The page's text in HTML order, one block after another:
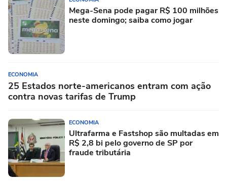
Mega-Sena pode pagar R$ 100 milhões
neste domingo; saiba como jogar
ECONOMIA
25 Estados norte-americanos entram com ação
contra novas tarifas de Trump
ECONOMIA
Ultrafarma e Fastshop são multadas em
R$ 2,8 bi pelo governo de SP por
fraude tributária